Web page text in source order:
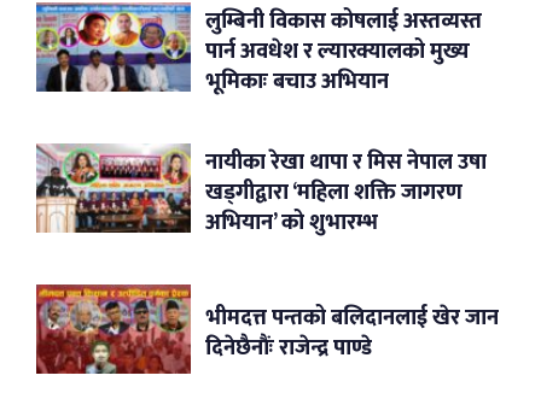
लुम्बिनी विकास कोषलाई अस्तव्यस्त
पार्न अवधेश र ल्यारक्यालको मुख्य
भूमिकाः बचाउ अभियान
नायीका रेखा थापा र मिस नेपाल उषा
खड्गीद्वारा ‘महिला शक्ति जागरण
अभियान’ को शुभारम्भ
भीमदत्त पन्तको बलिदानलाई खेर जान
दिनेछैनौंः राजेन्द्र पाण्डे